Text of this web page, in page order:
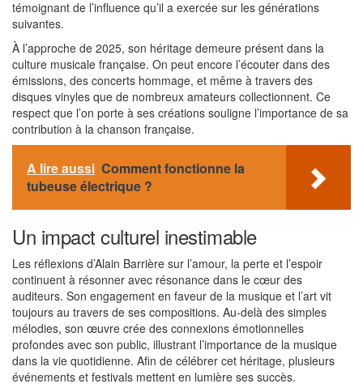
témoignant de l’influence qu’il a exercée sur les générations
suivantes.
À l’approche de 2025, son héritage demeure présent dans la
culture musicale française. On peut encore l’écouter dans des
émissions, des concerts hommage, et même à travers des
disques vinyles que de nombreux amateurs collectionnent. Ce
respect que l’on porte à ses créations souligne l’importance de sa
contribution à la chanson française.
A lire aussi Comment fonctionne la
tubeuse électrique ?
Un impact culturel inestimable
Les réflexions d’Alain Barrière sur l’amour, la perte et l’espoir
continuent à résonner avec résonance dans le cœur des
auditeurs. Son engagement en faveur de la musique et l’art vit
toujours au travers de ses compositions. Au-delà des simples
mélodies, son œuvre crée des connexions émotionnelles
profondes avec son public, illustrant l’importance de la musique
dans la vie quotidienne. Afin de célébrer cet héritage, plusieurs
événements et festivals mettent en lumière ses succès.